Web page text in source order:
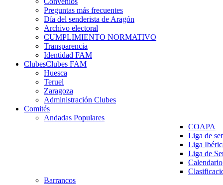
Preguntas más frecuentes
Día del senderista de Aragón
Archivo electoral
CUMPLIMIENTO NORMATIVO
Transparencia
Identidad FAM
ClubesClubes FAM
Huesca
Teruel
Zaragoza
Administración Clubes
Comités
Andadas Populares
COAPA
Liga de
Liga
Liga de
Calendario
Barrancos